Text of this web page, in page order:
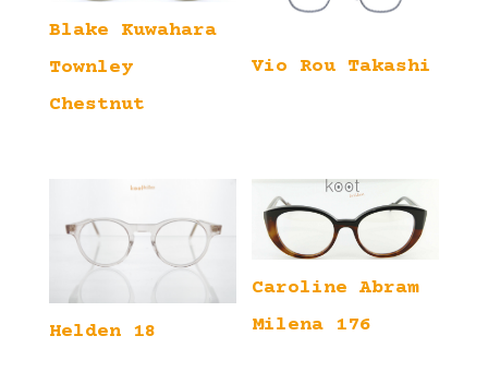
Blake Kuwahara
Townley
Chestnut
Vio Rou Takashi
Helden 18
Caroline Abram
Milena 176